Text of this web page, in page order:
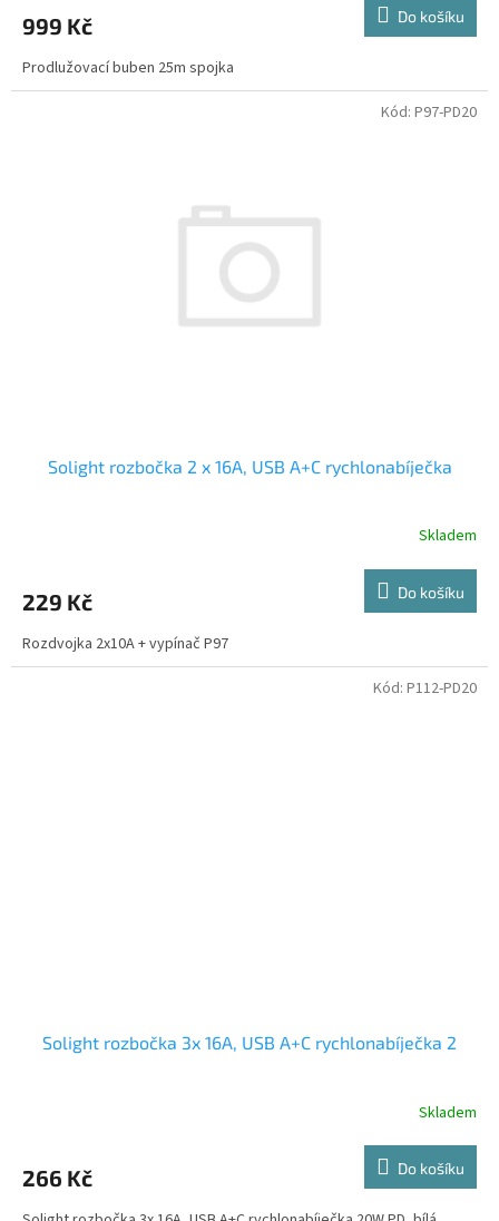
999 Kč Do košíku
Prodlužovací buben 25m spojka
Solight rozbočka 2 x 16A, USB A+C rychlonabíječka
Skladem
229 Kč Do košíku
Rozdvojka 2x10A + vypínač P97
Kód: P97-PD20
Solight rozbočka 3x 16A, USB A+C rychlonabíječka 2
Skladem
266 Kč Do košíku
Kód: P112-PD20